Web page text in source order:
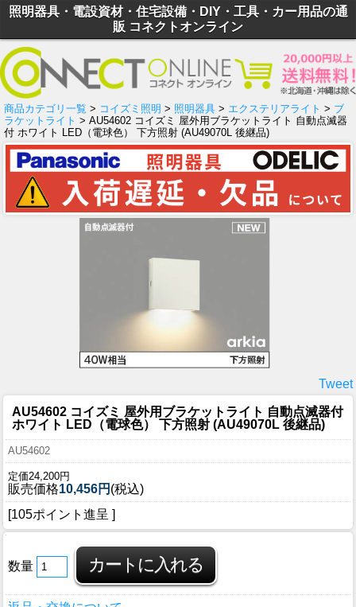
照明器具・電設資材・住宅設備・DIY・工具・カー用品の通
販 コネクトオンライン
商品カテゴリ一覧 > コイズミ照明 > 照明器具 > エクステリアライト > ブ
ラケットライト > AU54602 コイズミ 屋外用ブラケットライト 自動点滅器
付 ホワイト LED（電球色） 下方照射 (AU49070L 後継品)
Tweet
AU54602 コイズミ 屋外用ブラケットライト 自動点滅器付
ホワイト LED（電球色） 下方照射 (AU49070L 後継品)
AU54602
定価24,200円
販売価格10,456円 (税込)
[105ポイント進呈 ]
数量